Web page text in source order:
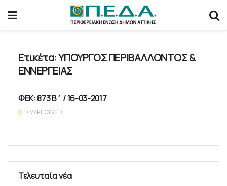
Ετικέτα:ΥΠΟΥΡΓΟΣ ΠΕΡΙΒΑΛΛΟΝΤΟΣ &
ΕΝΝΕΡΓΕΙΑΣ
ΝΟΜΟΘΕΣΊΑ
ΦΕΚ: 873 Β΄ / 16-03-2017
17 ΜΑΡΤΊΟΥ 2017
Τελευταία νέα